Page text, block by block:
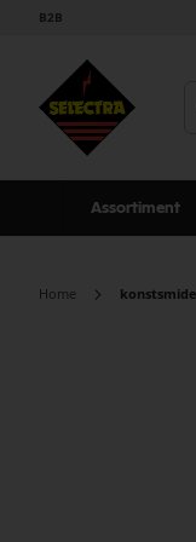
B2B
Assortiment
Home